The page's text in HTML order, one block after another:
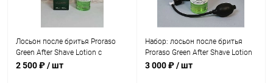
Лосьон после бритья Proraso
Green After Shave Lotion с
ментолом и эвкалиптом, 400 мл
2 500 ₽/ шт
Набор: лосьон после бритья
Proraso Green After Shave Lotion
с ментолом и эвкалиптом, 400
3 000 ₽/ шт